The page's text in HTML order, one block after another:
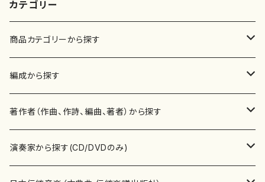
カテゴリー
商品カテゴリーから探す
楽譜
書籍
書籍
テキストブック
CD・DVD
編成から探す
邦楽器
箏・琴（ソロ）
箏・琴（合奏）
合唱
著作者（作曲、作詩、編曲、著者）から探す
あ行
演奏家から探す(CD/DVDのみ)